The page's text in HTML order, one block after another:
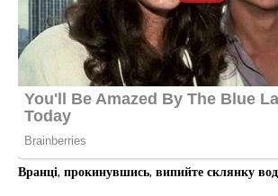
Вранці, прокинувшись, випийте склянку